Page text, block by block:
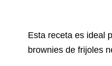
Esta receta es ideal
brownies de frijoles